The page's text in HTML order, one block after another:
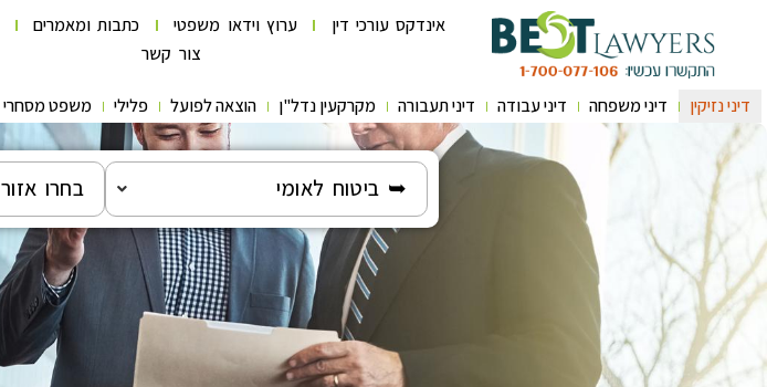
אינדקס עורכי דין ערוץ וידאו משפטי כתבות ומאמרים
צור קשר
דיני נזיקין דיני משפחה דיני עבודה דיני תעבורה מקרקעין נדל"ן הוצאה לפועל פלילי משפט מסחרי
➥ ביטוח לאומי בחרו אזור